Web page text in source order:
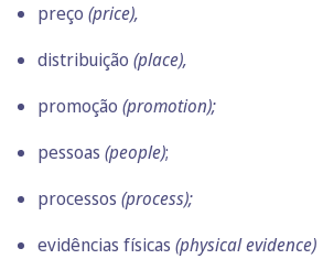
preço (price),
distribuição (place),
promoção (promotion);
pessoas (people);
processos (process);
evidências físicas (physical evidence)